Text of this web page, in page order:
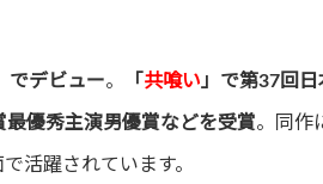
でデビュー。 「 共喰い 」で第37回
優秀主演男優賞などを受賞。同作
活躍されています。